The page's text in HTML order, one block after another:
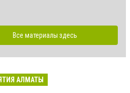
Все материалы здесь
АЛМАТЫ